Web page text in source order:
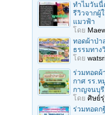
ทำไมวันนี้
รีวิวจากผู้
แมวฟ้า
โดย
ทอดผ้าป่า
ธรรมทา
โดย
ร่วมทอดผ้
กาศ รร.ห
กาญจนบุรี
โดย ศิษย์
ร่วมทอดก